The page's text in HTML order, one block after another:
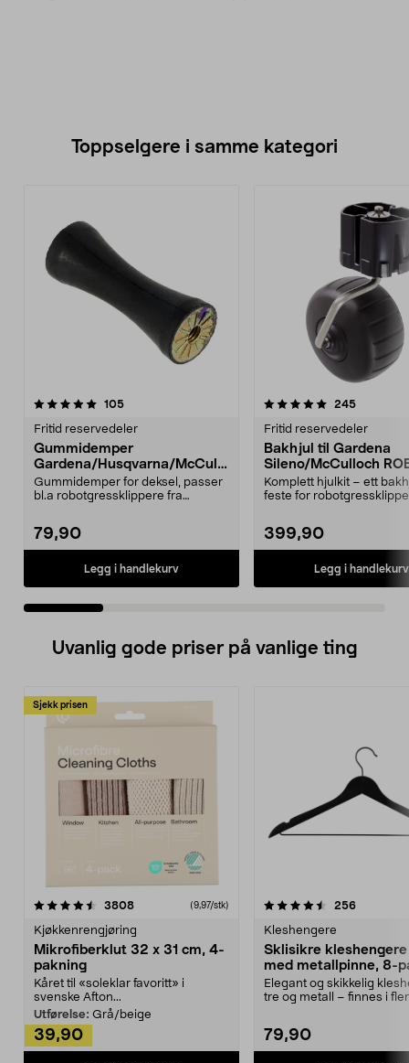
Toppselgere i samme kategori
105anmeldelser
Fritid reservedeler
Gummidemper
Gardena/Husqvarna/McCullo
ch/Flymo
Gummidemper for deksel, passer
bl.a robotgressklippere fra
79,90
Legg i handlekurv
5.0 av 5 stjerner 245
Fritid reservedeler
Bakhjul til Gardena
Sileno/McCulloch
Easilife
Komplett hjulkit – ett
feste for
399,90
Legg i handlekurv
4.5 av 5 stjerner
Uvanlig gode priser på vanlige ting
Sjekk prisen
3808anmeldelser(9,97/stk)
Kjøkkenrengjøring
Mikrofiberklut 32 x 31 cm, 4-
pakning
Kåret til «soleklar favoritt» i
svenske Afton...
Utførelse: Grå/beige
39,90
4.5av 5 stjerner 256
Kleshengere
Sklisikre
med metallpinne, 8-
Elegant og skikkelig
tre og metall – finnes i
79,90
4.5av 5 stjerner